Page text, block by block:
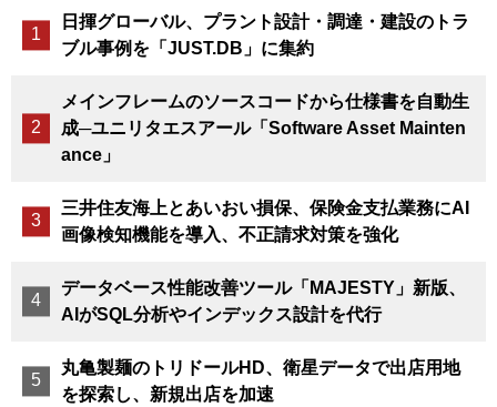
日揮グローバル、プラント設計・調達・建設のトラ
ブル事例を「JUST.DB」に集約
メインフレームのソースコードから仕様書を自動生
成─ユニリタエスアール「Software Asset Mainten
ance」
三井住友海上とあいおい損保、保険金支払業務にAI
画像検知機能を導入、不正請求対策を強化
データベース性能改善ツール「MAJESTY」新版、
AIがSQL分析やインデックス設計を代行
丸亀製麺のトリドールHD、衛星データで出店用地
を探索し、新規出店を加速